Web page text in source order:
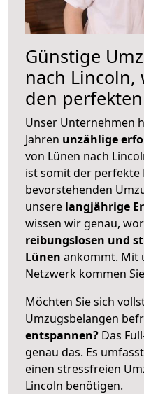
Günstige
nach
den
Unser Unternehmen
Jahren unzählige
von Lünen nach
ist somit der
bevorstehenden
unsere langjährige
wissen wir genau,
reibungslosen und
Lünen ankommt. Mit
Netzwerk kommen
Möchten Sie sich
Umzugsbelangen
entspannen? Das
genau das. Es
einen stressfreien
Lincoln benötigen.